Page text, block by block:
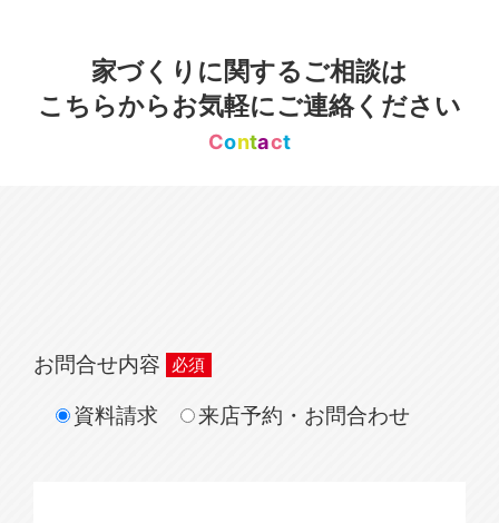
家づくりに関するご相談は
こちらからお気軽にご連絡ください
Contact
お問合せ内容
資料請求
来店予約・お問合わせ